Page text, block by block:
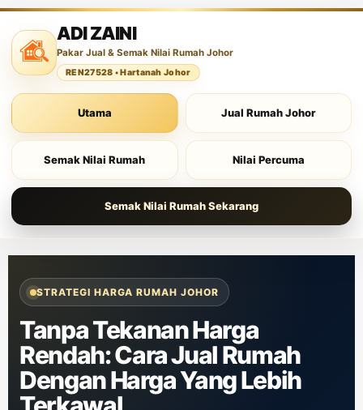
ADI ZAINI
Pakar Jual & Semak Nilai Rumah Johor
REN27528 • Hartanah Johor
Utama Jual Rumah Johor
Semak Nilai Rumah Nilai Percuma
Semak Nilai Rumah Sekarang
STRATEGI HARGA RUMAH JOHOR
Tanpa Tekanan Harga
Rendah:Cara Jual Rumah
Dengan Harga Yang Lebih